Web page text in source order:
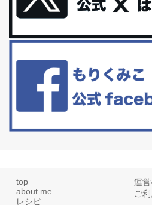
アラフィフからの体と心の整え方。
といった更年期症状はまだ...
白髪・美容・免疫力、現代人に足りな
リーブオイルorごま油をたらす。&n...
top
about me
レシピ
運
ご